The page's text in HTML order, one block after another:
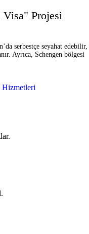
Projesi
serbestçe seyahat edebilir,
Ayrıca, Schengen bölgesi